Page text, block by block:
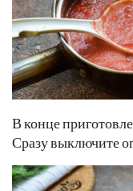
В конце
Сразу выключите